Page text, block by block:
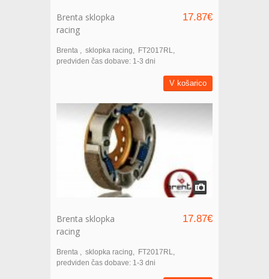
Brenta sklopka
racing
17.87€
Brenta sklopka racing
FT2017RL
predviden čas dobave: 1-3 dni
V košarico
Brenta sklopka
racing
17.87€
Brenta sklopka racing
FT2017RL
predviden čas dobave: 1-3 dni